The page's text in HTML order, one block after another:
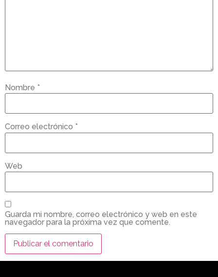
Nombre *
Correo electrónico *
Web
Guarda mi nombre, correo electrónico y web en este
navegador para la próxima vez que comente.